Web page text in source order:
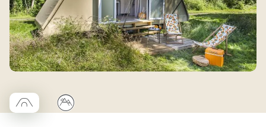
□Coco trapèze
⛰